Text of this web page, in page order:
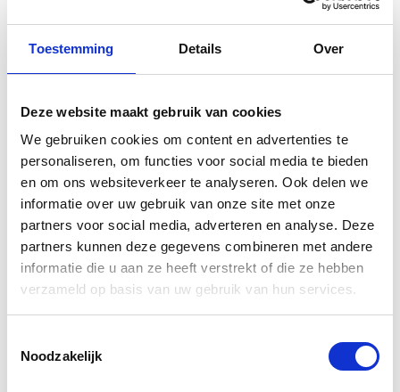
Toestemming Details Over
Deze website maakt gebruik van cookies
We gebruiken cookies om content en advertenties te
personaliseren, om functies voor social media te bieden
en om ons websiteverkeer te analyseren. Ook delen we
informatie over uw gebruik van onze site met onze
partners voor social media, adverteren en analyse. Deze
partners kunnen deze gegevens combineren met andere
informatie die u aan ze heeft verstrekt of die ze hebben
verzameld op basis van uw gebruik van hun services.
Noodzakelijk
Gerelateerde
producten
Bagagerek
Yamaha Rear
Rack XSR700